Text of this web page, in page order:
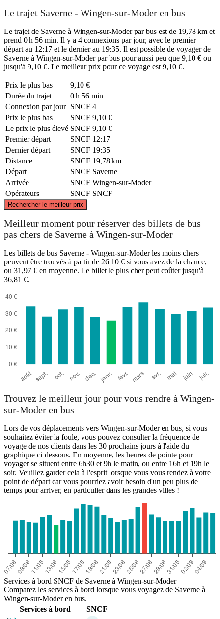
Le trajet Saverne - Wingen-sur-Moder en bus
Le trajet de Saverne à Wingen-sur-Moder par bus est de 19,78 km et
prend 0 h 56 min. Il y a 4 connexions par jour, avec le premier
départ au 12:17 et le dernier au 19:35. Il est possible de voyager de
Saverne à Wingen-sur-Moder par bus pour aussi peu que 9,10 € ou
jusqu'à 9,10 €. Le meilleur prix pour ce voyage est 9,10 €.
Prix ​​le plus bas
9,10 €
Durée du trajet
0 h 56 min
Connexion par jour SNCF 4
Prix ​​le plus bas
SNCF 9,10 €
Le prix le plus élevé SNCF 9,10 €
Premier départ
SNCF 12:17
Dernier départ
SNCF 19:35
Distance
SNCF 19,78 km
Départ
SNCF Saverne
Arrivée
SNCF Wingen-sur-Moder
Opérateurs
SNCF SNCF
Rechercher le meilleur prix
Saverne
Meilleur moment pour réserver des billets de bus
pas chers de Saverne à Wingen-sur-Moder
Les billets de bus Saverne - Wingen-sur-Moder les moins chers
peuvent être trouvés à partir de 26,10 € si vous avez de la chance,
ou 31,97 € en moyenne. Le billet le plus cher peut coûter jusqu'à
36,81 €.
Trouvez le meilleur jour pour vous rendre à Wingen-
sur-Moder en bus
Lors de vos déplacements vers Wingen-sur-Moder en bus, si vous
souhaitez éviter la foule, vous pouvez consulter la fréquence de
voyage de nos clients dans les 30 prochains jours à l'aide du
graphique ci-dessous. En moyenne, les heures de pointe pour
voyager se situent entre 6h30 et 9h le matin, ou entre 16h et 19h le
soir. Veuillez garder cela à l'esprit lorsque vous vous rendez à votre
point de départ car vous pourriez avoir besoin d'un peu plus de
temps pour arriver, en particulier dans les grandes villes !
Services à bord SNCF de Saverne à Wingen-sur-Moder
Comparez les services à bord lorsque vous voyagez de Saverne à
Wingen-sur-Moder en bus.
Services à bord
SNCF